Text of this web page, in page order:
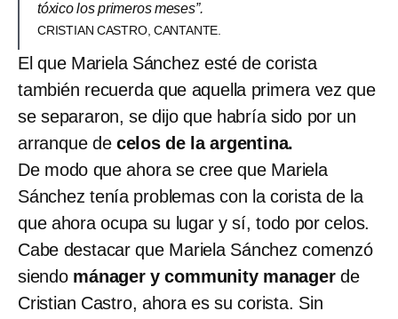
tóxico los primeros meses”.
CRISTIAN CASTRO, CANTANTE.
El que Mariela Sánchez esté de corista
también recuerda que aquella primera vez que
se separaron, se dijo que habría sido por un
arranque de celos de la argentina.
De modo que ahora se cree que Mariela
Sánchez tenía problemas con la corista de la
que ahora ocupa su lugar y sí, todo por celos.
Cabe destacar que Mariela Sánchez comenzó
siendo mánager y community managerde
Cristian Castro, ahora es su corista. Sin